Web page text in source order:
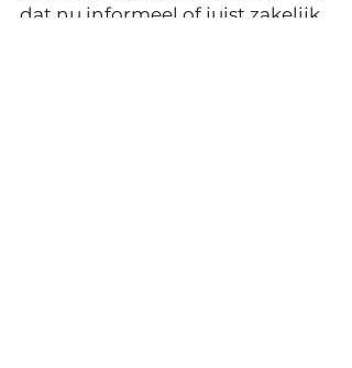
dat nu informeel of juist zakelijk